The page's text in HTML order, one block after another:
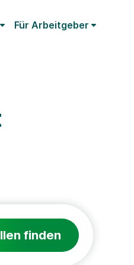
Für Arbeitgeber
finden